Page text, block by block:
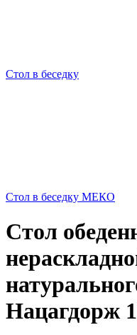
Стол в беседку
Стол в беседку МЕКО
Стол
Нацагдорж